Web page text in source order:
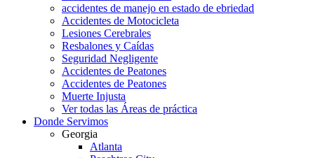
accidentes de manejo en estado de ebriedad
Accidentes de Motocicleta
Lesiones Cerebrales
Resbalones y Caídas
Seguridad Negligente
Accidentes de Peatones
Accidentes de Peatones
Muerte Injusta
Ver todas las Áreas de práctica
Donde Servimos
Georgia
Atlanta